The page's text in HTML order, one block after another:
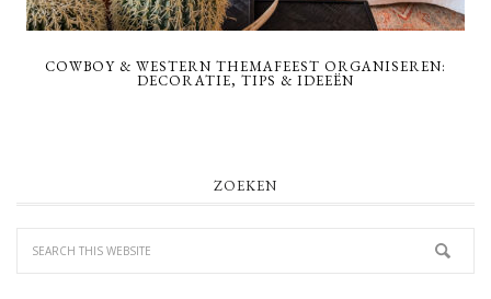
COWBOY & WESTERN THEMAFEEST ORGANISEREN:
DECORATIE, TIPS & IDEEËN
ZOEKEN